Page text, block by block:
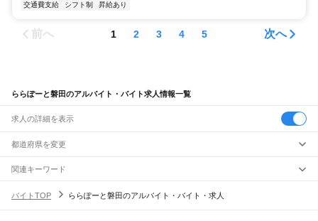
交通費支給 シフト制 昇給あり
前へ 1 2 3 4 5 次へ
ららぽーと磐田のアルバイト・バイト求人情報一覧
求人の詳細を表示
都道府県を変更
関連キーワード
バイトTOP
ららぽーと磐田のアルバイト・バイト・求人